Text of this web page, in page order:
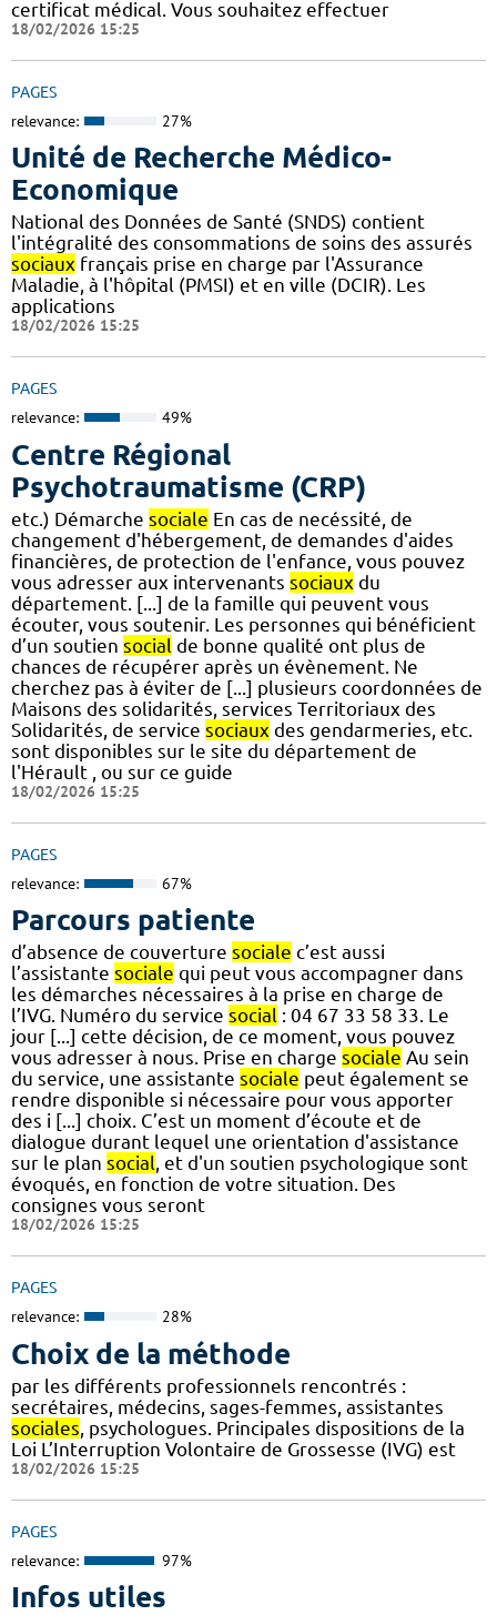
certificat médical. Vous souhaitez effectuer
18/02/2026 15:25
PAGES
relevance: 27%
Unité de Recherche Médico-
Economique
National des Données de Santé (SNDS) contient
l'intégralité des consommations de soins des assurés
sociaux français prise en charge par l'Assurance
Maladie, à l'hôpital (PMSI) et en ville (DCIR). Les
applications
18/02/2026 15:25
PAGES
relevance: 49%
Centre Régional
Psychotraumatisme (CRP)
etc.) Démarche sociale En cas de necéssité, de
changement d'hébergement, de demandes d'aides
financières, de protection de l'enfance, vous pouvez
vous adresser aux intervenants sociaux du
département. [...] de la famille qui peuvent vous
écouter, vous soutenir. Les personnes qui bénéficient
d’un soutien social de bonne qualité ont plus de
chances de récupérer après un évènement. Ne
cherchez pas à éviter de [...] plusieurs coordonnées de
Maisons des solidarités, services Territoriaux des
Solidarités, de service sociaux des gendarmeries, etc.
sont disponibles sur le site du département de
l'Hérault , ou sur ce guide
18/02/2026 15:25
PAGES
relevance: 67%
Parcours patiente
d’absence de couverture sociale c’est aussi
l’assistante sociale qui peut vous accompagner dans
les démarches nécessaires à la prise en charge de
l’IVG. Numéro du service social : 04 67 33 58 33. Le
jour [...] cette décision, de ce moment, vous pouvez
vous adresser à nous. Prise en charge sociale Au sein
du service, une assistante sociale peut également se
rendre disponible si nécessaire pour vous apporter
des i [...] choix. C’est un moment d’écoute et de
dialogue durant lequel une orientation d'assistance
sur le plan social, et d'un soutien psychologique sont
évoqués, en fonction de votre situation. Des
consignes vous seront
18/02/2026 15:25
PAGES
relevance: 28%
Choix de la méthode
par les différents professionnels rencontrés :
secrétaires, médecins, sages-femmes, assistantes
sociales , psychologues. Principales dispositions de la
Loi L’Interruption Volontaire de Grossesse (IVG) est
18/02/2026 15:25
PAGES
relevance: 97%
Infos utiles